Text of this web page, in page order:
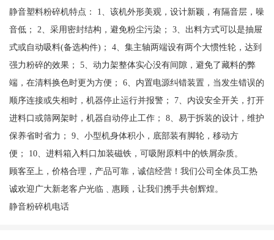
静音塑料粉碎机特点： 1、该机外形美观，设计新颖，有隔音层，噪
音低； 2、采用密封结构，避免粉尘污染； 3、出料方式可以是抽屉
式或自动吸料(备选构件)； 4、集主轴两端设有两个大惯性轮，达到
强力粉碎的效果； 5、动力架整体实心没有间隙，避免了藏料的弊
端，在清料换色时更为方便； 6、内置电源纠错装置，当发生错误的
顺序连接或失相时，机器停止运行并报警； 7、内设安全开关，打开
进料口或筛网架时，机器自动停止工作； 8、易于拆装的设计，维护
保养省时省力； 9、小型机身体积小，底部装有脚轮，移动方
便； 10、进料箱入料口加装磁铁，可吸附原料中的铁屑杂质。
顾客至上，价格合理，产品可靠，诚信经营！我们公司全体员工热
诚欢迎广大新老客户光临﹑惠顾，让我们携手共创辉煌。
静音粉碎机电话